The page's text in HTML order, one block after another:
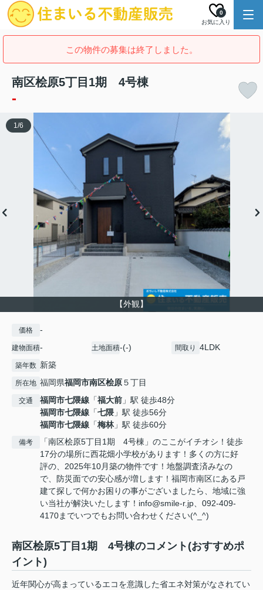
お気に入り
0
この物件の募集は終了しました。
南区桧原5丁目1期 4号棟
-
【外観】
1/6
価格 -
建物面積- 土地面積-(-) 間取り 4LDK
築年数 新築
所在地 福岡県福岡市南区桧原５丁目
交通 福岡市七隈線 「福大前 」駅 徒歩48分
福岡市七隈線 「七隈 」駅 徒歩56分
福岡市七隈線 「梅林」駅 徒歩60分
備考
「南区桧原5丁目1期 4号棟」のここがイチオシ！徒歩
17分の場所に西花畑小学校があります！多くの方に好
評の、2025年10月築の物件です！地盤調査済みなの
で、防災面での安心感が増します！福岡市南区にある戸
建て探しで何かお困りの事がございましたら、地域に強
い当社が解決いたします！info@smile-r.jp、092-409-
4170までいつでもお問い合わせください(^_^)
南区桧原5丁目1期 4号棟のコメント(おすすめポ
イント)
近年関心が高まっているエコを意識した省エネ対策がなされてい